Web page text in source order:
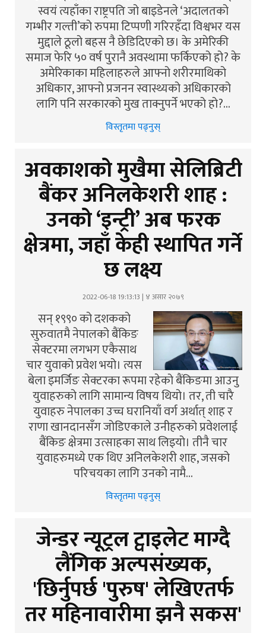
स्वयं त्यहाँका राष्ट्रपति जो बाइडेनले ‘अदालतको
गम्भीर गल्ती’को रुपमा टिप्पणी गरिरहँदा विश्वभर यस
मुद्दाले ठूलो बहस नै छेडिदिएको छ। के अमेरिकी
समाज फेरि ५० वर्ष पुरानै अवस्थामा फर्किएको हो? के
अमेरिकाका महिलाहरुले आफ्नो शरीरमाथिको
अधिकार, आफ्नो प्रजनन स्वास्थ्यको अधिकारको
लागि पनि सरकारको मुख ताक्नुपर्ने भएको हो?…
विस्तृतमा पढ्नुस्
अवकाशको मुखैमा सेलिब्रिटी
बैंकर अनिलकेशरी शाह :
उनको ‘इन्ट्री’ अब फरक
क्षेत्रमा, जहाँ केही स्थापित गर्ने
छ लक्ष्य
2022-06-18 19:13:13 | ४ असार २०७९
सन् १९९० को दशकको
सुरुवातमै नेपालको बैंकिङ
सेक्टरमा लगभग एकैसाथ
चार युवाको प्रवेश भयो। त्यस
बेला इमर्जिङ सेक्टरका रूपमा रहेको बैंकिङमा आउनु
युवाहरुको लागि सामान्य विषय थियो। तर, ती चारै
युवाहरु नेपालका उच्च घरानियाँ वर्ग अर्थात् शाह र
राणा खानदानसँग जोडिएकाले उनीहरुको प्रवेशलाई
बैंकिङ क्षेत्रमा उत्साहका साथ लिइयो। तीनै चार
युवाहरुमध्ये एक थिए अनिलकेशरी शाह, जसको
परिचयका लागि उनको नामै…
विस्तृतमा पढ्नुस्
जेन्डर न्यूट्रल ट्वाइलेट माग्दै
लैंगिक अल्पसंख्यक,
'छिर्नुपर्छ 'पुरुष' लेखिएतर्फ
तर महिनावारीमा झनै सकस'